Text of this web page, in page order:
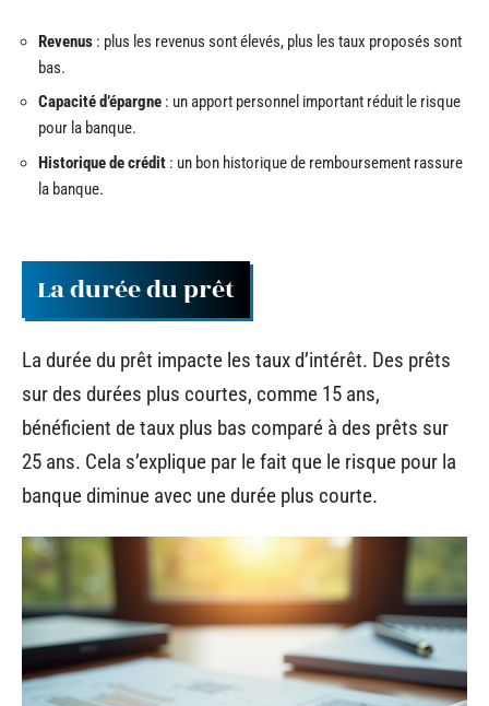
Revenus : plus les revenus sont élevés, plus les taux proposés sont
bas.
Capacité d’épargne : un apport personnel important réduit le risque
pour la banque.
Historique de crédit : un bon historique de remboursement rassure
la banque.
La durée du prêt
La durée du prêt impacte les taux d’intérêt. Des prêts
sur des durées plus courtes, comme 15 ans,
bénéficient de taux plus bas comparé à des prêts sur
25 ans. Cela s’explique par le fait que le risque pour la
banque diminue avec une durée plus courte.